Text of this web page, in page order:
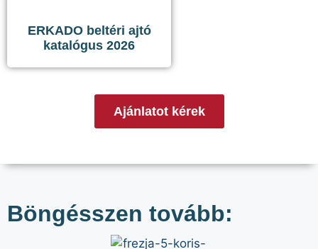
ERKADO beltéri ajtó
katalógus 2026
Ajánlatot kérek
Böngésszen tovább: